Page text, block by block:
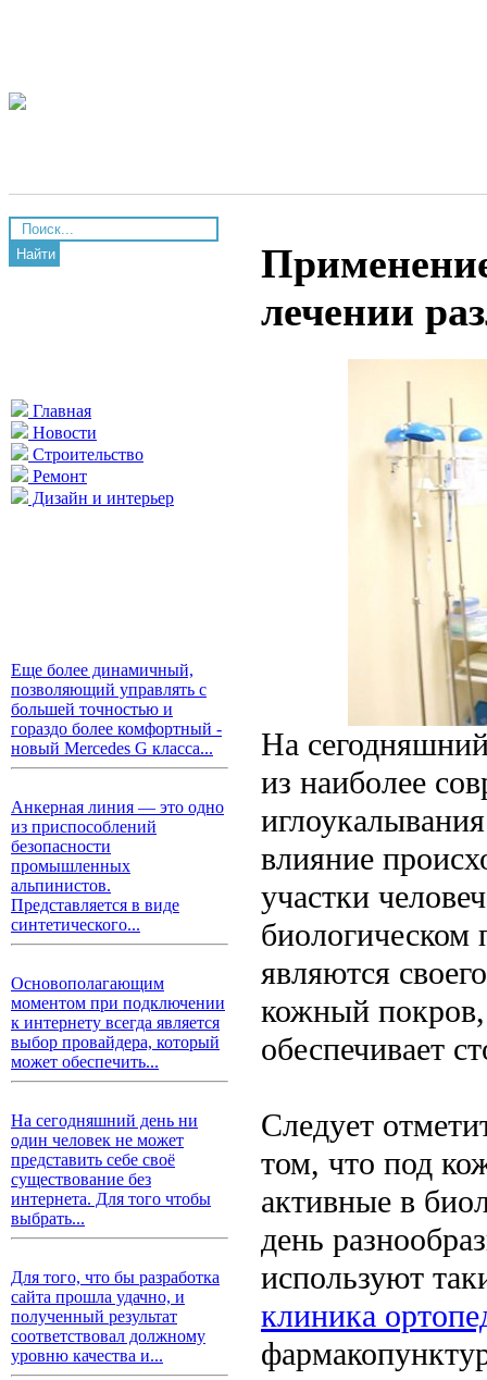
Найти
Главная
Новости
Строительство
Ремонт
Дизайн и интерьер
Еще более динамичный,
позволяющий управлять с
большей точностью и
гораздо более комфортный -
новый Mercedes G класса...
Анкерная линия — это одно
из приспособлений
безопасности
промышленных
альпинистов.
Представляется в виде
синтетического...
Основополагающим
моментом при подключении
к интернету всегда является
выбор провайдера, который
может обеспечить...
На сегодняшний день ни
один человек не может
представить себе своё
существование без
интернета. Для того чтобы
выбрать...
Для того, что бы разработка
сайта прошла удачно, и
полученный результат
соответствовал должному
уровню качества и...
лечении
На
из наиболее
влияние
участки
биологическом
являются
кожный покров,
обеспечивает
Следует
том, что под
активные в
день
используют
клиника